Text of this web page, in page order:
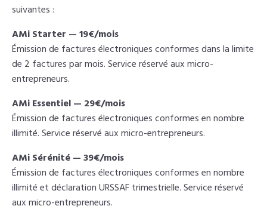
suivantes :
AMi Starter — 19€/mois
Émission de factures électroniques conformes dans la limite
de 2 factures par mois. Service réservé aux micro-
entrepreneurs.
AMi Essentiel — 29€/mois
Émission de factures électroniques conformes en nombre
illimité. Service réservé aux micro-entrepreneurs.
AMi Sérénité — 39€/mois
Émission de factures électroniques conformes en nombre
illimité et déclaration URSSAF trimestrielle. Service réservé
aux micro-entrepreneurs.